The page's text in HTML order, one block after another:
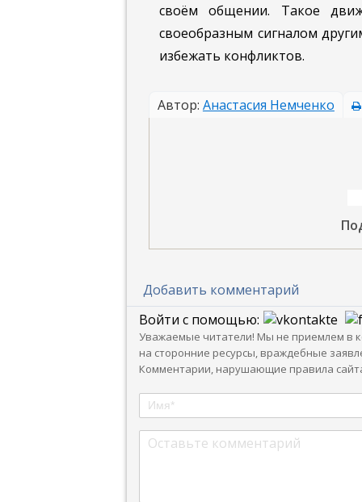
своём общении. Такое
своеобразным сигналом
избежать конфликтов.
Автор: Анастасия Немченко
Добавить комментарий
Войти с помощью:
Уважаемые читатели! Мы не приемлем в
на сторонние ресурсы, враждебные
Комментарии, нарушающие правила